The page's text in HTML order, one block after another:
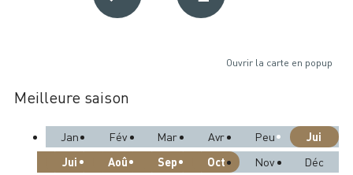
Ouvrir la carte en popup
Meilleure saison
Jan Fév Mar Avr Peu
Jui
Jui
Aoû Sep Oct Nov Déc